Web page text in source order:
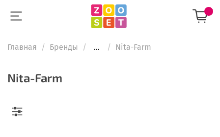
Главная Бренды ... Nita-Farm
Nita-Farm